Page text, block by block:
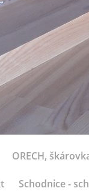
ORECH,
Schodnice -